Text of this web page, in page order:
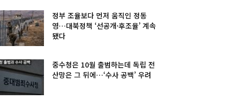
정부 조율보다 먼저 움직인 정동
영…대북정책 ‘선공개·후조율’ 계속
됐다
중수청은 10월 출범하는데 독립 전
산망은 그 뒤에…‘수사 공백’ 우려